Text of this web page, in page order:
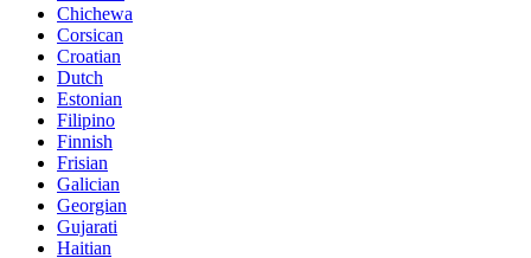
Chichewa
Corsican
Croatian
Dutch
Estonian
Filipino
Finnish
Frisian
Galician
Georgian
Gujarati
Haitian